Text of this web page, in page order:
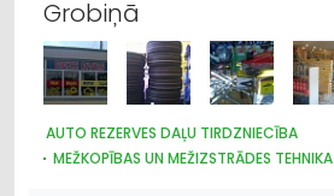
Grobiņā
AUTO REZERVES DAĻU TIRDZNIECĪBA
MEŽKOPĪBAS UN MEŽIZSTRĀDES TEHNIKA